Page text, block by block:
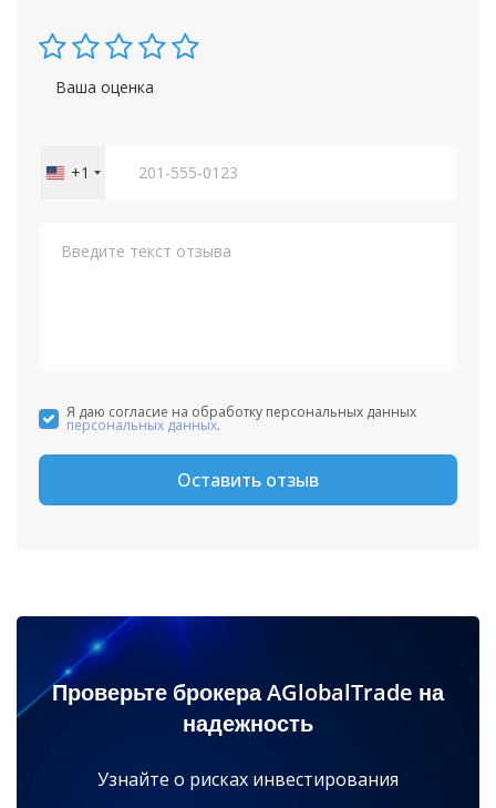
Ваша оценка
United
+1
Я даю согласие на обработку персональных данных
персональных данных.
Оставить отзыв
Проверьте брокера AGlobalTrade на
надежность
Узнайте о рисках инвестирования